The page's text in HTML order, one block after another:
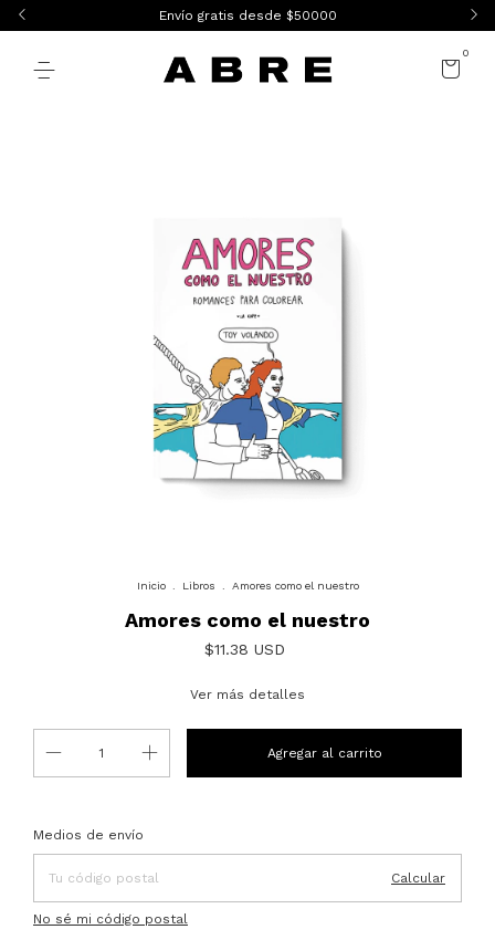
Envío gratis desde $50000
0
Inicio Libros Amores como el nuestro
Amores como el nuestro
$11.38 USD
Ver más detalles
Entregas para el CP:
Medios de envío
Calcular
No sé mi código postal